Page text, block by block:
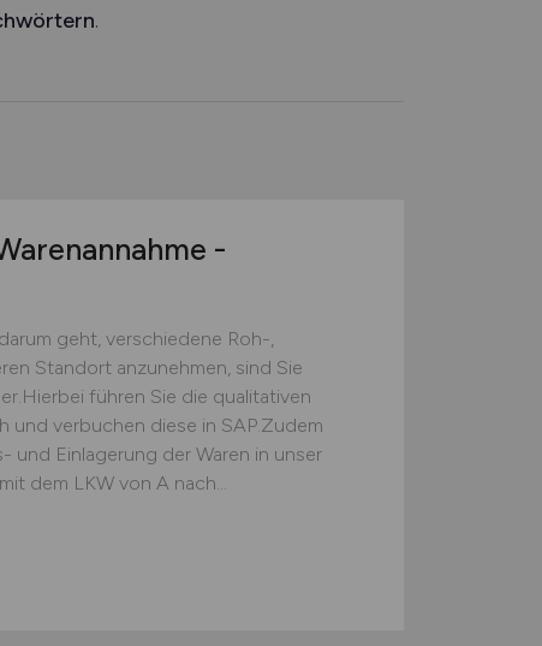
.
-
geht, verschiedene Roh-,
Standort anzunehmen, sind Sie
führen Sie die qualitativen
verbuchen diese in SAP.Zudem
und Einlagerung der Waren in unser
dem LKW von A nach...